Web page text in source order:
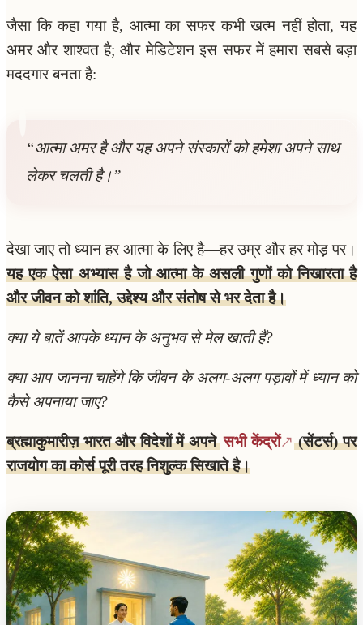
जैसा कि कहा गया है, आत्मा का सफर कभी खत्म नहीं होता, यह
अमर और शाश्वत है; और मेडिटेशन इस सफर में हमारा सबसे बड़ा
मददगार बनता है:
“आत्मा अमर है और यह अपने संस्कारों को हमेशा अपने साथ
लेकर चलती है।”
देखा जाए तो ध्यान हर आत्मा के लिए है—हर उम्र और हर मोड़ पर।
यह एक ऐसा अभ्यास है जो आत्मा के असली गुणों को निखारता है
और जीवन को शांति, उद्देश्य और संतोष से भर देता है।
क्या ये बातें आपके ध्यान के अनुभव से मेल खाती हैं?
क्या आप जानना चाहेंगे कि जीवन के अलग-अलग पड़ावों में ध्यान को
कैसे अपनाया जाए?
ब्रह्माकुमारीज़ भारत और विदेशों में अपने सभी केंद्रों
(सेंटर्स) पर
राजयोग का कोर्स पूरी तरह निशुल्क सिखाते है।